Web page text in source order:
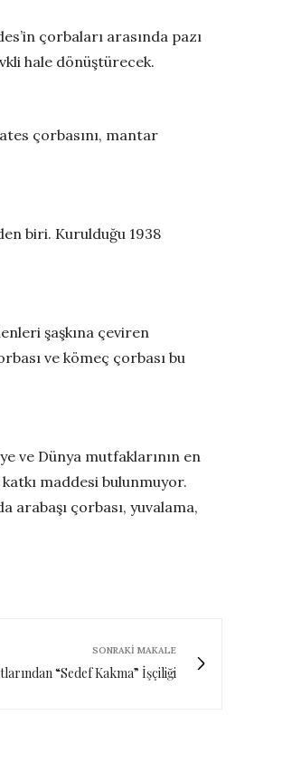
çorbaları arasında pazı
hale dönüştürecek.
çorbasını, mantar
biri. Kurulduğu 1938
şaşkına çeviren
ve kömeç çorbası bu
ve Dünya mutfaklarının en
maddesi bulunmuyor.
arabaşı çorbası, yuvalama,
SONRAKI MAKALE
“Sedef Kakma” İşçiliği